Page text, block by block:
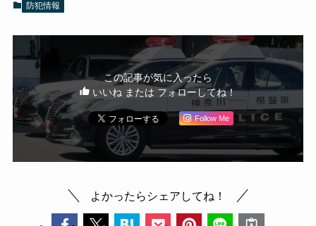
防犯情報
この記事が気に入ったら
いいね または フォローしてね！
Follow Me
よかったらシェアしてね！